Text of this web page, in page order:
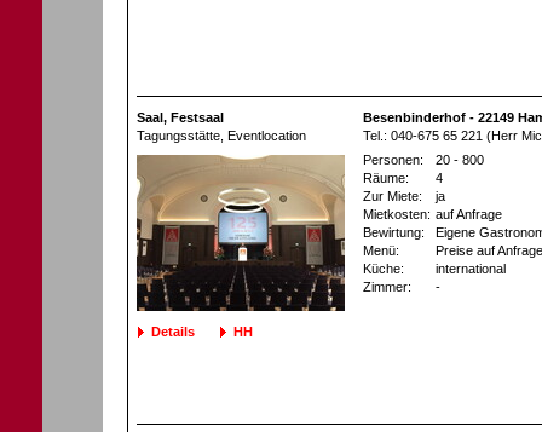
Saal, Festsaal
Tagungsstätte , Eventlocation
Besenbinderhof - 22149
Tel.: 040-675 65 221 (Herr
Details HH
Personen:
20 - 800
Räume:
4
Zur Miete:
ja
Mietkosten: auf Anfrage
Bewirtung:
Eigene
Menü:
Preise auf Anfrage
Küche:
international
Zimmer:
-